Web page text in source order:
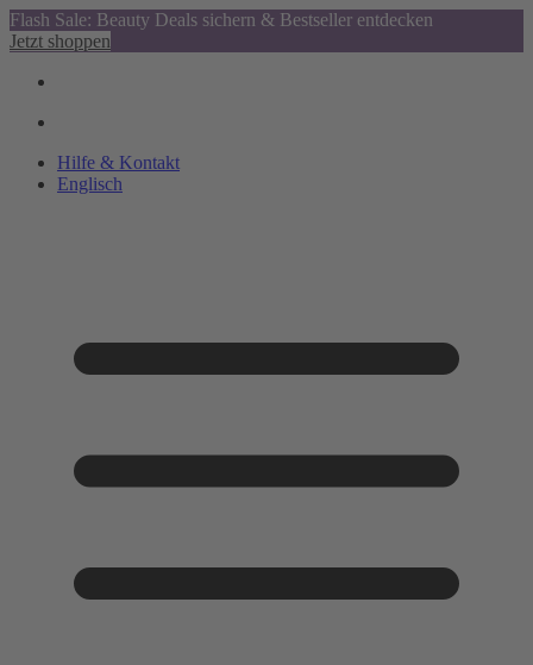
Flash Sale: Beauty Deals sichern & Bestseller entdecken
Jetzt shoppen
Hilfe & Kontakt
Englisch